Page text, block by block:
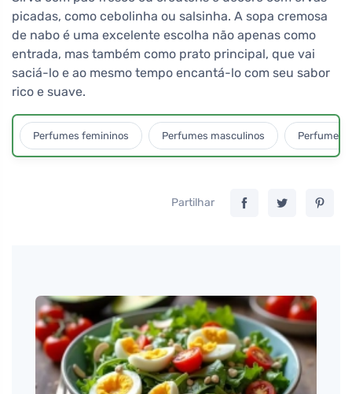
picadas, como cebolinha ou salsinha. A sopa cremosa
de nabo é uma excelente escolha não apenas como
entrada, mas também como prato principal, que vai
saciá-lo e ao mesmo tempo encantá-lo com seu sabor
rico e suave.
Perfumes femininos Perfumes masculinos Perfumes
Partilhar